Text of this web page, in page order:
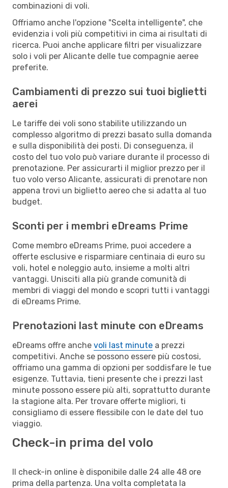
combinazioni di voli.
Offriamo anche l'opzione "Scelta intelligente", che
evidenzia i voli più competitivi in cima ai risultati di
ricerca. Puoi anche applicare filtri per visualizzare
solo i voli per Alicante delle tue compagnie aeree
preferite.
Cambiamenti di prezzo sui tuoi biglietti
aerei
Le tariffe dei voli sono stabilite utilizzando un
complesso algoritmo di prezzi basato sulla domanda
e sulla disponibilità dei posti. Di conseguenza, il
costo del tuo volo può variare durante il processo di
prenotazione. Per assicurarti il miglior prezzo per il
tuo volo verso Alicante, assicurati di prenotare non
appena trovi un biglietto aereo che si adatta al tuo
budget.
Sconti per i membri eDreams Prime
Come membro eDreams Prime, puoi accedere a
offerte esclusive e risparmiare centinaia di euro su
voli, hotel e noleggio auto, insieme a molti altri
vantaggi. Unisciti alla più grande comunità di
membri di viaggi del mondo e scopri tutti i vantaggi
di eDreams Prime.
Prenotazioni last minute con eDreams
eDreams offre anche voli last minute a prezzi
competitivi. Anche se possono essere più costosi,
offriamo una gamma di opzioni per soddisfare le tue
esigenze. Tuttavia, tieni presente che i prezzi last
minute possono essere più alti, soprattutto durante
la stagione alta. Per trovare offerte migliori, ti
consigliamo di essere flessibile con le date del tuo
viaggio.
Check-in prima del volo
Il check-in online è disponibile dalle 24 alle 48 ore
prima della partenza. Una volta completata la